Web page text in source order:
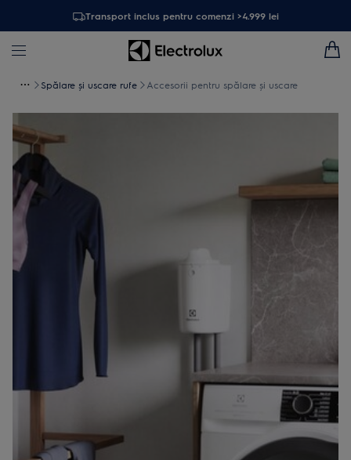
Transport inclus pentru comenzi >4.999 lei
Spălare și uscare rufe Accesorii pentru spălare şi uscare